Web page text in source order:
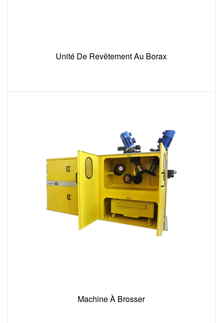
Unité De Revêtement Au Borax
Machine À Brosser